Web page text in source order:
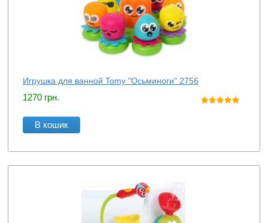
Игрушка для ванной Tomy "Осьминоги" 2756
1270 грн.
В кошик